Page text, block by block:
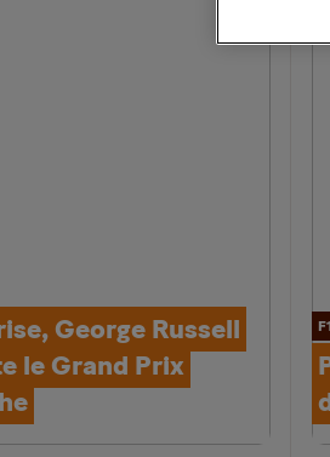
George Russell
le Grand Prix